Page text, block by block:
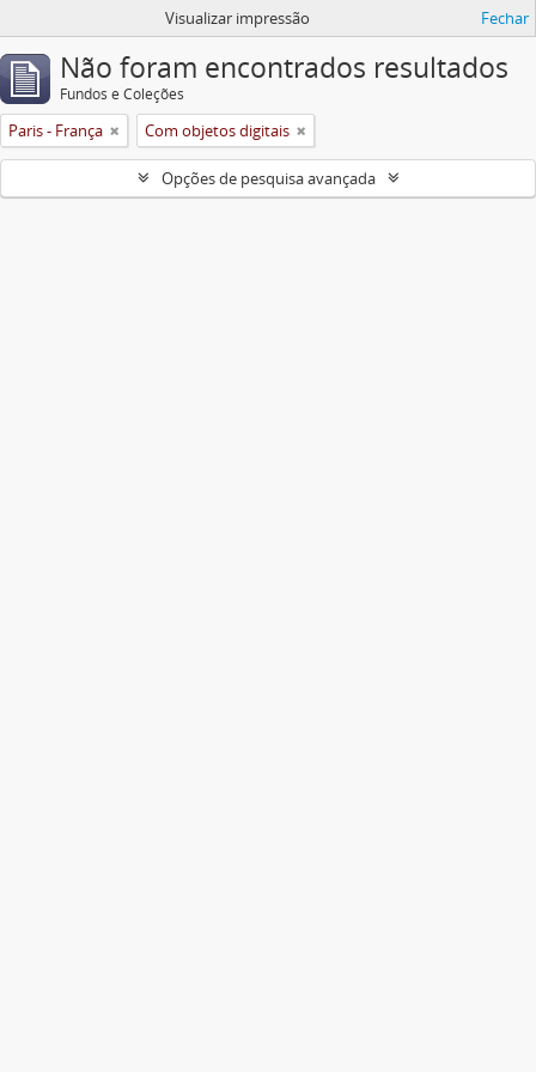
Visualizar impressão Fechar
Não foram encontrados resultados
Fundos e Coleções
Paris - França Com objetos digitais
Opções de pesquisa avançada